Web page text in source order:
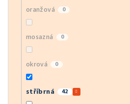
oranžová 0
mosazná 0
okrová 0
stříbrná 42